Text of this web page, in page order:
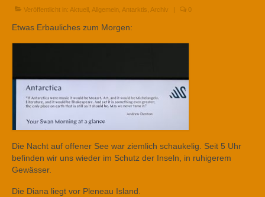
Veröffentlicht in: Aktuell Allgemein Antarktis Archiv | 0
Etwas Erbauliches zum Morgen:
Die Nacht auf offener See war ziemlich schaukelig. Seit 5 Uhr
befinden wir uns wieder im Schutz der Inseln, in ruhigerem
Gewässer.
Die Diana liegt vor Pleneau Island.